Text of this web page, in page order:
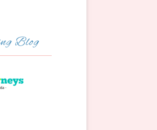
Blog